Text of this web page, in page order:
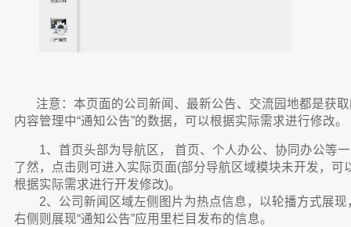
注意：本页面的公司新闻、最新公告、交流园地都是获取
内容管理中“通知公告”的数据，可以根据实际需求进行修改。
1、首页头部为导航区， 首页、个人办公、协同办公等
了然，点击则可进入实际页面(部分导航区域模块未开发，可
根据实际需求进行开发修改)。
2、公司新闻区域左侧图片为热点信息，以轮播方式展现
右侧则展现“通知公告”应用里栏目发布的信息。